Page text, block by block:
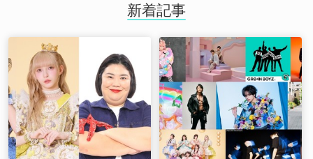
新着記事